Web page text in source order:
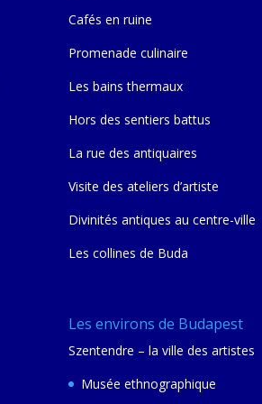
Cafés en ruine
Promenade culinaire
Les bains thermaux
Hors des sentiers battus
La rue des antiquaires
Visite des ateliers d’artiste
Divinités antiques au centre-ville
Les collines de Buda
Les environs de Budapest
Szentendre – la ville des artistes
Musée ethnographique